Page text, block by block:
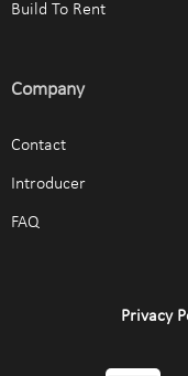
Build To Rent
Company
Contact
Introducer
FAQ
Privacy